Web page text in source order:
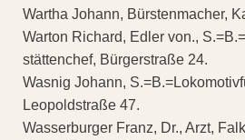
Wartha Johann, Bürstenmacher,
Warton Richard, Edler von.,
stättenchef, Bürgerstraße 24.
Wasnig Johann,
Leopoldstraße 47.
Wasserburger Franz, Dr., Arzt,